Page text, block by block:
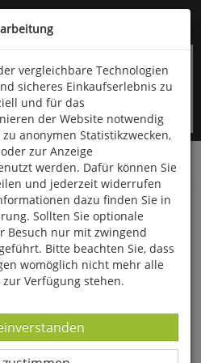
überspringen
9323-960
Diverses
den Angeln
vergleichbare Technologien
sicheres Einkaufserlebnis zu
und für das
der Website notwendig
anonymen Statistikzwecken,
zur Anzeige
werden. Dafür können Sie
und jederzeit widerrufen
dazu finden Sie in
Sollten Sie optionale
Besuch nur mit zwingend
Bitte beachten Sie, dass
womöglich nicht mehr alle
Verfügung stehen.
-